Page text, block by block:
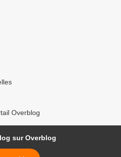
Overblog
sur Overblog